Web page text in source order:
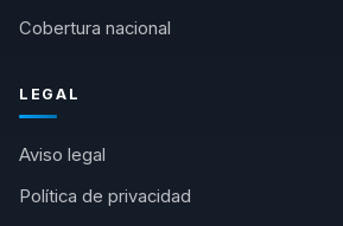
Cobertura nacional
LEGAL
Aviso legal
Política de privacidad